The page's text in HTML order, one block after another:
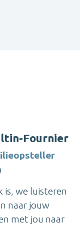
Fournier
is, we luisteren
naar jouw
met jou naar